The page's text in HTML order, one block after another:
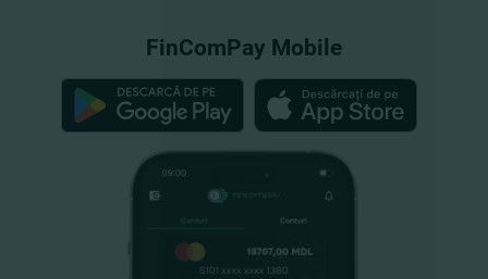
FinComPay Mobile